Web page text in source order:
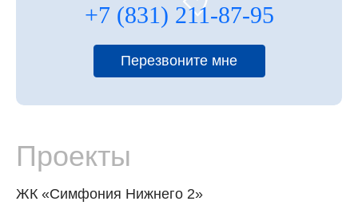
+7 (831) 211-87-95
Перезвоните мне
Проекты
ЖК «Симфония Нижнего 2»